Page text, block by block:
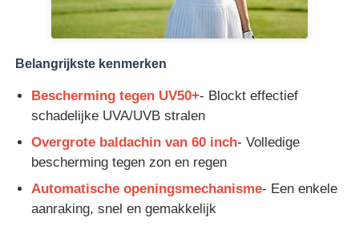
Contacteer ons
nieuws
Alle Gevallen
Vraag een offerte aan
Belangrijkste kenmerken
Bescherming tegen UV50+- Blockt effectief
schadelijke UVA/UVB stralen
Overgrote baldachin van 60 inch- Volledige
bescherming tegen zon en regen
Automatische openingsmechanisme- Een enkele
aanraking, snel en gemakkelijk